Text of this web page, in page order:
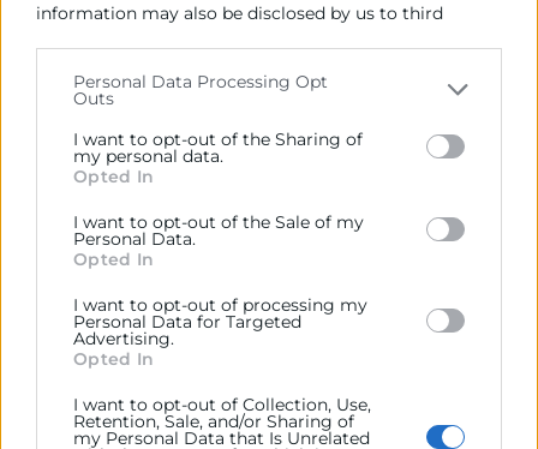
information may also be disclosed by us to third
Please note that this website/app uses one or more
Google services and may gather and store information
including but not limited to your visit or usage
behaviour. You may click to grant or deny consent to
below specified purposes in below Google consent
section.
Personal Data Processing Opt
Outs
I want to opt-out of the Sharing of
my personal data.
Opted In
I want to opt-out of the Sale of my
Personal Data.
Opted In
I want to opt-out of processing my
Personal Data for Targeted
Advertising.
Opted In
I want to opt-out of Collection, Use,
Retention, Sale, and/or Sharing of
my Personal Data that Is Unrelated
CONTACTO
Área de Emprendimiento y Empleo – Punto de
Información Empresarial
pie@camaravalencia.com
PRECIO
Gratuito